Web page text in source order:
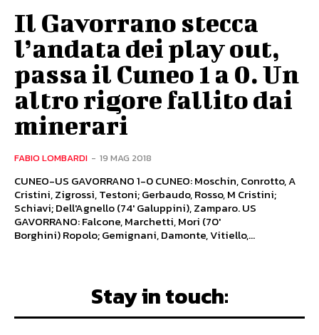
Il Gavorrano stecca
l’andata dei play out,
passa il Cuneo 1 a 0. Un
altro rigore fallito dai
minerari
FABIO LOMBARDI - 19 MAG 2018
CUNEO-US GAVORRANO 1-0 CUNEO: Moschin, Conrotto, A
Cristini, Zigrossi, Testoni; Gerbaudo, Rosso, M Cristini;
Schiavi; Dell'Agnello (74' Galuppini), Zamparo. US
GAVORRANO: Falcone, Marchetti, Mori (70'
Borghini) Ropolo; Gemignani, Damonte, Vitiello,...
Stay in touch: